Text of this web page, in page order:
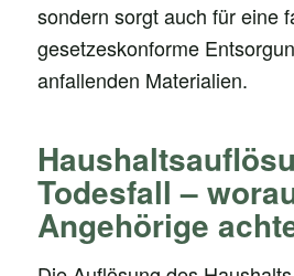
sondern sorgt auch für eine
gesetzeskonforme
anfallenden Materialien.
Todesfall –
Angehörige